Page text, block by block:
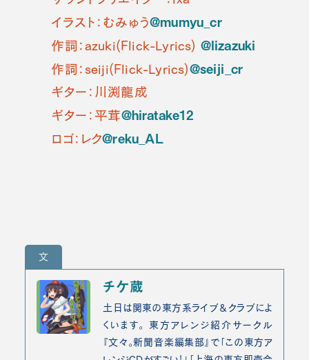
イラスト：むみゅう@mumyu_cr
作詞：azuki(Flick-Lyrics) @lizazuki
作詞：seiji(Flick-Lyrics)@seiji_cr
ギター：川渕龍成
ギター：平茸@hiratake12
ロゴ：レク@reku_AL
文
チケ蔵
土日は関東の東方系ライブ＆クラブによ
くいます。 東方アレンジ紹介サークル
『文々。新聞音楽編集部』で「この東方ア